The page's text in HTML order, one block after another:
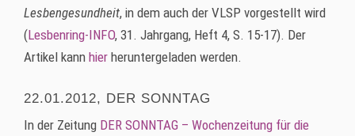
Lesbengesundheit, in dem auch der VLSP vorgestellt wird
(Lesbenring-INFO, 31. Jahrgang, Heft 4, S. 15-17). Der
Artikel kann hier heruntergeladen werden.
22.01.2012, DER SONNTAG
In der Zeitung DER SONNTAG – Wochenzeitung für die